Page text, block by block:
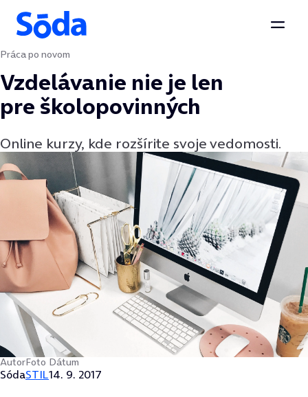
Preskočiť na obsah
Práca po novom
Vzdelávanie nie je len
pre školopovinných
Online kurzy, kde rozšírite svoje vedomosti.
Autor
Sóda
Foto
STIL
Dátum
14. 9. 2017